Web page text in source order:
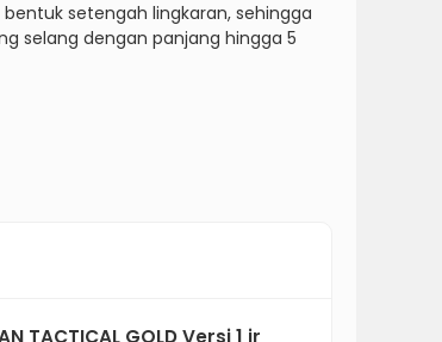
setengah lingkaran, sehingga
selang dengan panjang hingga 5
TACTICAL GOLD Versi 1 ir